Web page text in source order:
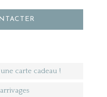
carte cadeau !